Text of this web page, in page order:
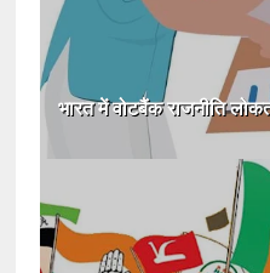
भारत में वोटबैंक राजनीति